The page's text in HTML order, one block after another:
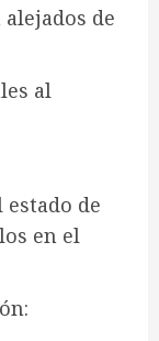
de
al
de
en el